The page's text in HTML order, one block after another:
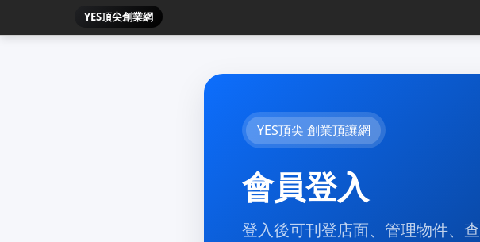
YES頂尖創業網
YES頂尖 創業頂讓網
會員登入
登入後可刊登店面、管理物件、查